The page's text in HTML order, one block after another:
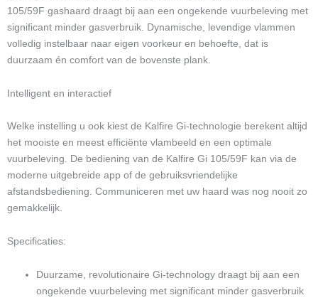
105/59F gashaard draagt bij aan een ongekende vuurbeleving met
significant minder gasverbruik. Dynamische, levendige vlammen
volledig instelbaar naar eigen voorkeur en behoefte, dat is
duurzaam én comfort van de bovenste plank.
Intelligent en interactief
Welke instelling u ook kiest de Kalfire Gi-technologie berekent altijd
het mooiste en meest efficiënte vlambeeld en een optimale
vuurbeleving. De bediening van de Kalfire Gi 105/59F kan via de
moderne uitgebreide app of de gebruiksvriendelijke
afstandsbediening. Communiceren met uw haard was nog nooit zo
gemakkelijk.
Specificaties:
Duurzame, revolutionaire Gi-technology draagt bij aan een
ongekende vuurbeleving met significant minder gasverbruik